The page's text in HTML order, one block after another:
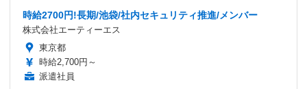
時給2700円!長期/池袋/社内セキュリティ推進/メンバー
株式会社エーティーエス
東京都
時給2,700円～
派遣社員